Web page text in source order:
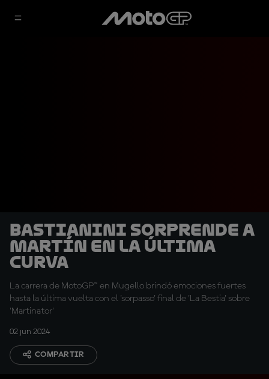
Bastianini sorprende a
Martín en la última
curva
La carrera de MotoGP™ en Mugello brindó emociones fuertes
hasta la última vuelta con el 'sorpasso' final de 'La Bestia' sobre
'Martinator'
02 jun 2024
COMPARTIR